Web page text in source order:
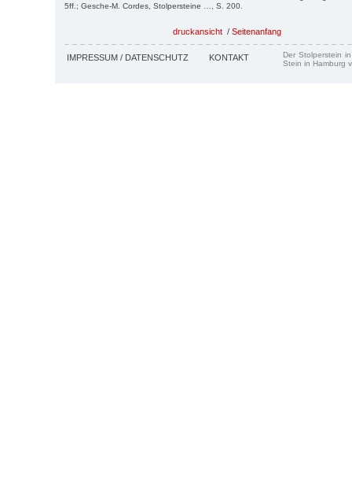
5ff.; Gesche-M. Cordes, Stolpersteine …, S. 200.
druckansicht / Seitenanfang
IMPRESSUM / DATENSCHUTZ KONTAKT
Der Stolperstein
Stein in Hamburg